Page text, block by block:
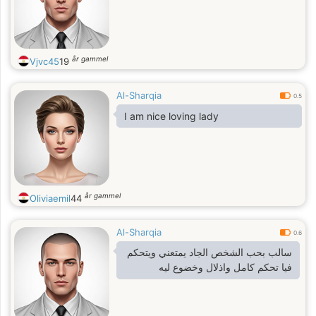
Vjvc4519 år gammel
Al-Sharqia 0.5
I am nice loving lady
Oliviaemil44 år gammel
Al-Sharqia 0.6
سالب بحب الشخص الجاد يمتعني ويتحكم
فيا تحكم كامل واذلال وخضوع ليه